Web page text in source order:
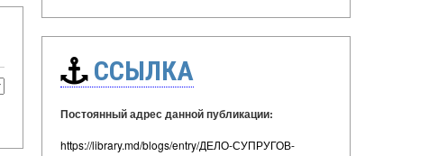
ССЫЛКА
Постоянный адрес данной публикации:
https://library.md/blogs/entry/ДЕЛО-СУПРУГОВ-